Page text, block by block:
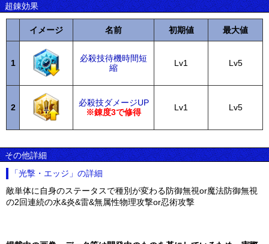
超錬効果
イメージ 名前 初期値 最大値
1
必殺技待機時間短
縮
Lv1 Lv5
2
必殺技ダメージUP
※錬度3で修得
Lv1 Lv5
その他詳細
「光撃・エッジ」の詳細
敵単体に自身のステータスで種別が変わる防御無視or魔法防御無視
の2回連続の水&炎&雷&無属性物理攻撃or忍術攻撃